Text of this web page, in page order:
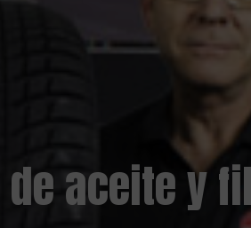
de aceite y